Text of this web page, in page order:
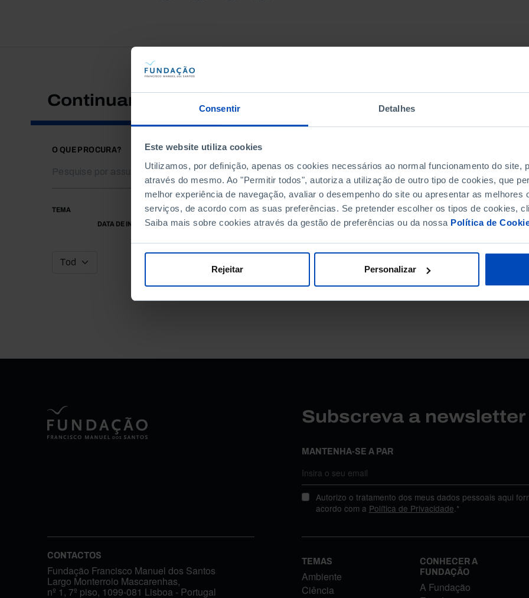
Consentir Detalhes
Este website utiliza cookies
Utilizamos, por definição, apenas os cookies necessários ao normal funcionamento do site,
através do mesmo. Ao "Permitir todos", autoriza a utilização de outro tipo de cookies, que
melhor experiência de navegação, avaliar o desempenho do site ou apresentar as melhores
serviços, de acordo com as suas preferências. Se pretender escolher os tipos de cookies,
Saiba mais sobre cookies através da gestão de preferências ou da nossa Política de
Rejeitar Personalizar
Continuar a pesquisar
O QUE PROCURA?
TEMA
DATA DE INÍCIO
DATA DE FIM
Subscreva a
MANTENHA-SE A PAR
Autorizo o tratamento dos meus dados pessoais aqui
acordo com a Política de Privacidade.*
CONTACTOS
Fundação Francisco Manuel dos Santos
Largo Monterroio Mascarenhas,
nº 1, 7º piso, 1099-081 Lisboa - Portugal
TEMAS
Ambiente
Ciência
CONHECER A
FUNDAÇÃO
A Fundação